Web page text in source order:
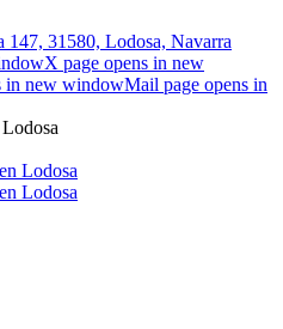
147, 31580, Lodosa, Navarra
X page opens in new
in new windowMail page opens in